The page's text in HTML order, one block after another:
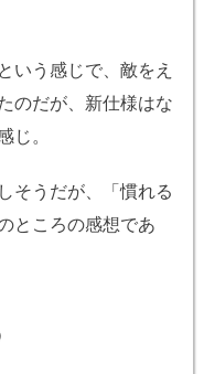
いう感じで、敵をえ
のだが、新仕様はな
。
そうだが、「慣れる
ところの感想であ